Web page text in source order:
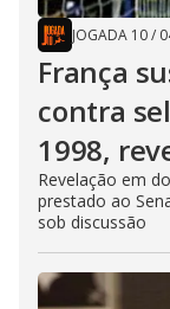
JOGADA 10/
França
contra
1998,
Revelação em
prestado ao
sob discussão